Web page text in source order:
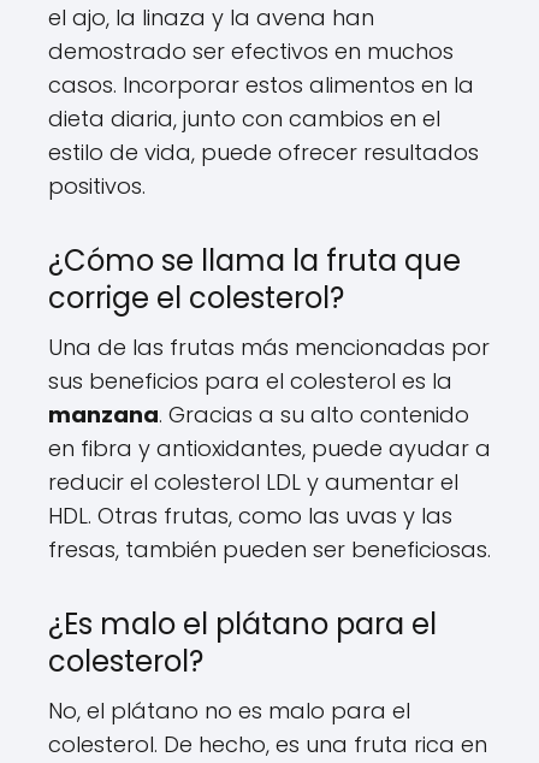
el ajo, la linaza y la avena han
demostrado ser efectivos en muchos
casos. Incorporar estos alimentos en la
dieta diaria, junto con cambios en el
estilo de vida, puede ofrecer resultados
positivos.
¿Cómo se llama la fruta que
corrige el colesterol?
Una de las frutas más mencionadas por
sus beneficios para el colesterol es la
manzana. Gracias a su alto contenido
en fibra y antioxidantes, puede ayudar a
reducir el colesterol LDL y aumentar el
HDL. Otras frutas, como las uvas y las
fresas, también pueden ser beneficiosas.
¿Es malo el plátano para el
colesterol?
No, el plátano no es malo para el
colesterol. De hecho, es una fruta rica en